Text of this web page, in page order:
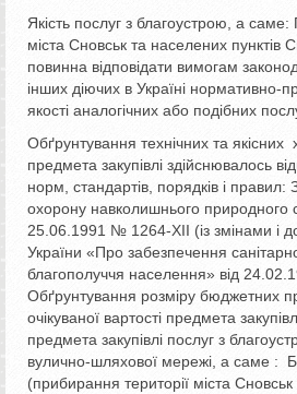
Якість послуг з благоустрою, а
міста Сновськ та населених пунктів
повинна відповідати вимогам
інших діючих в Україні нормативно-
якості аналогічних або подібних
Обґрунтування технічних та якісних
предмета закупівлі здійснювалось
норм, стандартів, порядків і правил:
охорону навколишнього природного
25.06.1991 № 1264-ХІІ (із змінами і
України «Про забезпечення
благополуччя населення» від
Обґрунтування розміру бюджетних
очікуваної вартості предмета
предмета закупівлі послуг з
вулично-шляхової мережі, а саме :
(прибирання території міста Сновськ